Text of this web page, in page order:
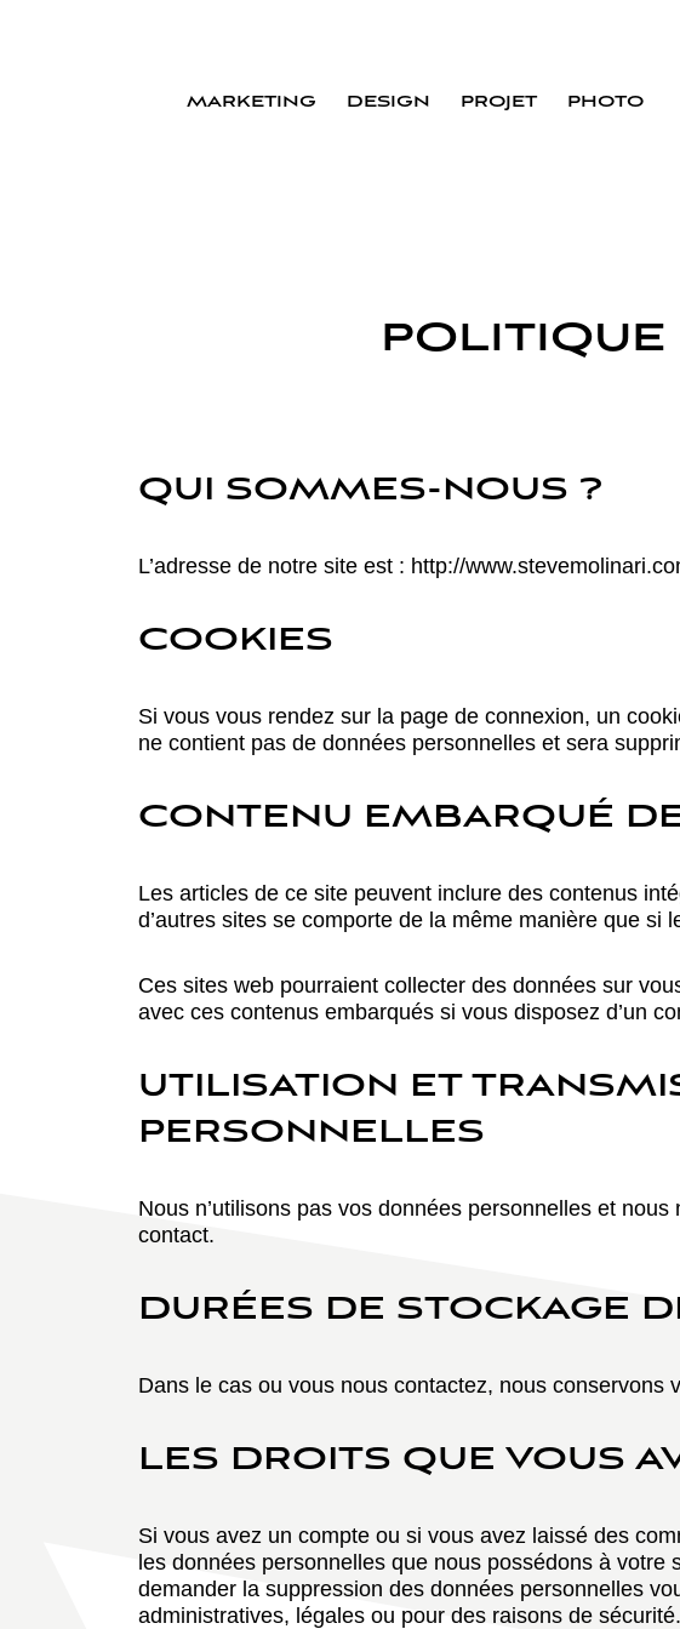
MARKETING DESIGN PROJET PHOTO
QUI SOMMES-NOUS ?
L’adresse de notre site est : http://
COOKIES
Si vous vous rendez sur la page de connexion, un
ne contient pas de données personnelles et sera
CONTENU EMBARQUÉ
Les articles de ce site peuvent inclure des contenus
d’autres sites se comporte de la même manière que si
Ces sites web pourraient collecter des données sur
avec ces contenus embarqués si vous disposez d’un
UTILISATION ET
PERSONNELLES
Nous n’utilisons pas vos données personnelles et
contact.
DURÉES DE STOCKAGE
Dans le cas ou vous nous contactez, nous conservons
LES DROITS QUE VOUS
Si vous avez un compte ou si vous avez laissé des
les données personnelles que nous possédons à
demander la suppression des données personnelles
administratives, légales ou pour des raisons de sécurité.